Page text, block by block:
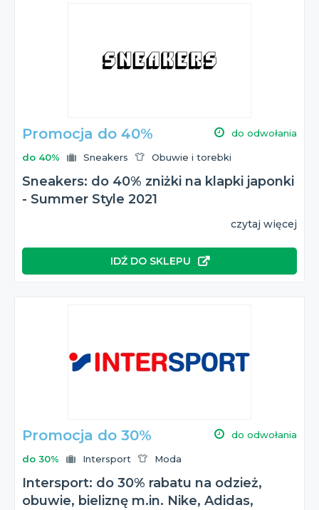
Promocja do 40% do odwołania
do 40% Sneakers Obuwie i torebki
Sneakers: do 40% zniżki na klapki japonki
- Summer Style 2021
czytaj więcej
IDŹ DO SKLEPU
Promocja do 30% do odwołania
do 30% Intersport Moda
Intersport: do 30% rabatu na odzież,
obuwie, bieliznę m.in. Nike, Adidas,